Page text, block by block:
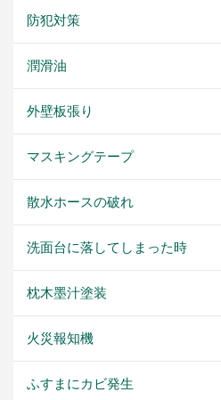
防犯対策
潤滑油
外壁板張り
マスキングテープ
散水ホースの破れ
洗面台に落してしまった時
枕木墨汁塗装
火災報知機
ふすまにカビ発生